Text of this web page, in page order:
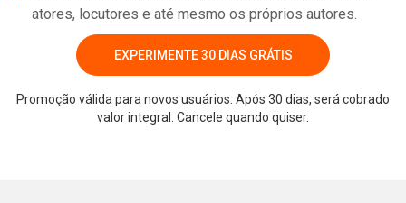
http://gabrielgoncalves.comTwitt
atores, locutores e até mesmo os próprios autores.
EXPERIMENTE 30 DIAS GRÁTIS
Promoção válida para novos usuários. Após 30 dias, será cobrado
valor integral. Cancele quando quiser.
Whatsapp Facebook Twitter